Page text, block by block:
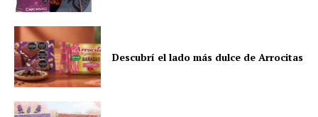
Descubrí el lado más dulce de Arrocitas